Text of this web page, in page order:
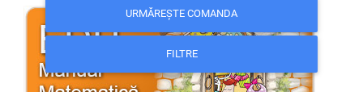
URMĂREȘTE COMANDA
FILTRE